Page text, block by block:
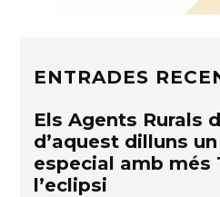
ENTRADES
Els Agents Rurals
d’aquest dilluns
especial amb més
l’eclipsi